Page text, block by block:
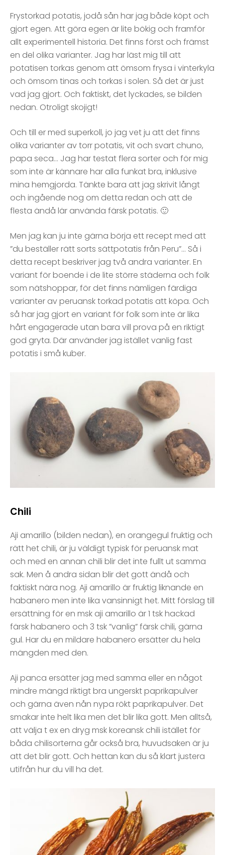
Frystorkad potatis, jodå sån har jag både köpt och
gjort egen. Att göra egen är lite bökig och framför
allt experimentell historia. Det finns först och främst
en del olika varianter. Jag har läst mig till att
potatisen torkas genom att ömsom frysa i vinterkyla
och ömsom tinas och torkas i solen. Så det är just
vad jag gjort. Och faktiskt, det lyckades, se bilden
nedan. Otroligt skojigt!
Och till er med superkoll, jo jag vet ju att det finns
olika varianter av torr potatis, vit och svart chuno,
papa seca… Jag har testat flera sorter och för mig
som inte är kännare har alla funkat bra, inklusive
mina hemgjorda. Tänkte bara att jag skrivit långt
och ingående nog om detta redan och att de
flesta ändå lär använda färsk potatis. 🙂
Men jag kan ju inte gärna börja ett recept med att
”du beställer rätt sorts sättpotatis från Peru”… Så i
detta recept beskriver jag två andra varianter. En
variant för boende i de lite större städerna och folk
som nätshoppar, för det finns nämligen färdiga
varianter av peruansk torkad potatis att köpa. Och
så har jag gjort en variant för folk som inte är lika
hårt engagerade utan bara vill prova på en riktigt
god gryta. Där använder jag istället vanlig fast
potatis i små kuber.
Chili
Aji amarillo (bilden nedan), en orangegul fruktig och
rätt het chili, är ju väldigt typisk för peruansk mat
och med en annan chili blir det inte fullt ut samma
sak. Men å andra sidan blir det gott ändå och
faktiskt nära nog. Aji amarillo är fruktig liknande en
habanero men inte lika vansinnigt het. Mitt förslag till
ersättning för en msk aji amarillo är 1 tsk hackad
färsk habanero och 3 tsk ”vanlig” färsk chili, gärna
gul. Har du en mildare habanero ersätter du hela
mängden med den.
Aji panca ersätter jag med samma eller en något
mindre mängd riktigt bra ungerskt paprikapulver
och gärna även nån nypa rökt paprikapulver. Det
smakar inte helt lika men det blir lika gott. Men alltså,
att välja t ex en dryg msk koreansk chili istället för
båda chilisorterna går också bra, huvudsaken är ju
att det blir gott. Och hettan kan du så klart justera
utifrån hur du vill ha det.